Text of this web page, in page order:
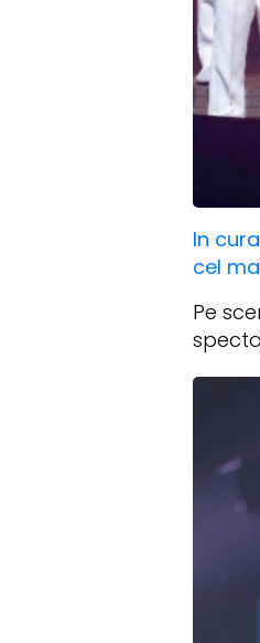
In
cel
Pe